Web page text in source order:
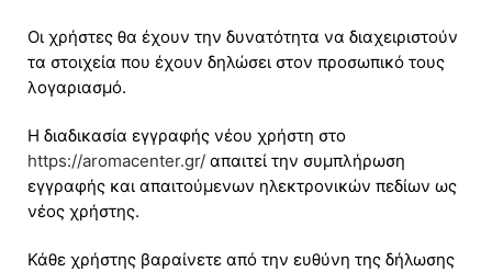
Οι χρήστες θα έχουν την δυνατότητα να διαχειριστούν
τα στοιχεία που έχουν δηλώσει στον προσωπικό τους
λογαριασμό.
Η διαδικασία εγγραφής νέου χρήστη στο
https://aromacenter.gr/ απαιτεί την συμπλήρωση
εγγραφής και απαιτούμενων ηλεκτρονικών πεδίων ως
νέος χρήστης.
Κάθε χρήστης βαραίνετε από την ευθύνη της δήλωσης